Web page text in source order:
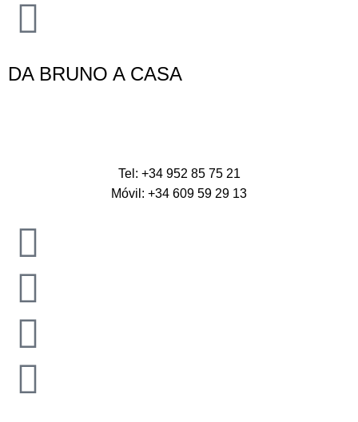
DA BRUNO A CASA
Tel: +34 952 85 75 21
Móvil: +34 609 59 29 13